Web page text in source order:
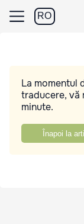
RO
La momentul
traducere, vă
minute.
Înapoi la